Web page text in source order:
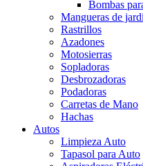
Bombas
Mangueras de
Rastrillos
Azadones
Motosierras
Sopladoras
Desbrozadoras
Podadoras
Carretas de Mano
Hachas
Autos
Limpieza Auto
Tapasol para Auto